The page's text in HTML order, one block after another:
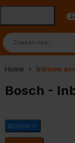
Home Inbouw
Bosch -
BOSCH